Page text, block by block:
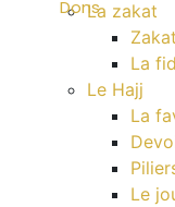
DonsLa zakat
La
Le Hajj
La
Le